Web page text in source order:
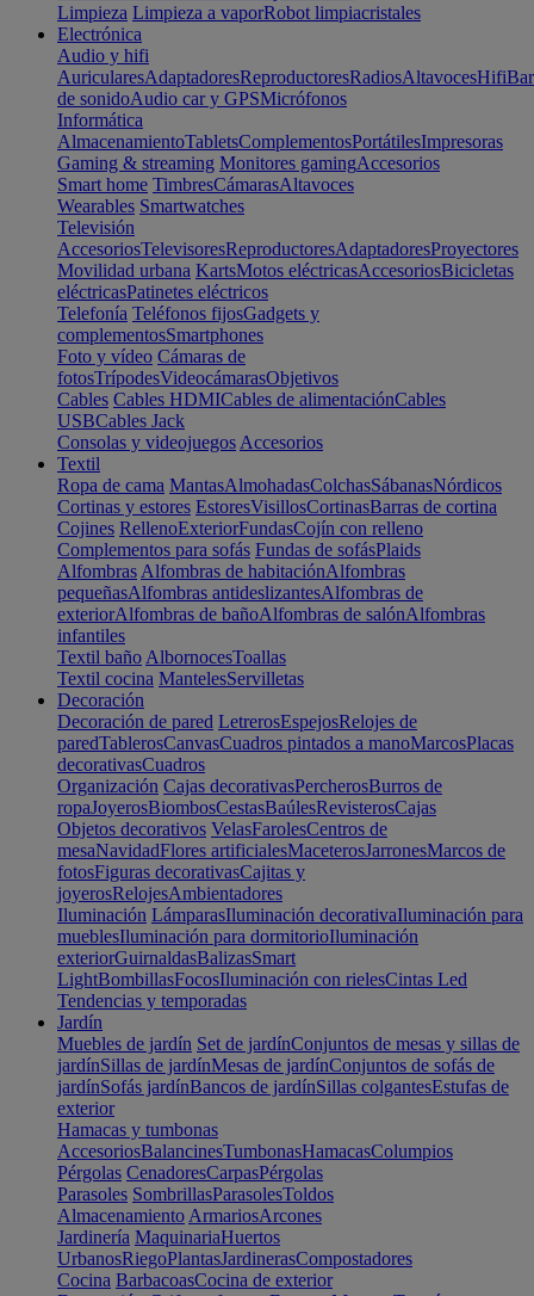
Limpieza Limpieza a vaporRobot limpiacristales
Electrónica
Audio y hifi
AuricularesAdaptadoresReproductoresRadiosAltavocesHifi
de sonidoAudio car y GPSMicrófonos
Informática
AlmacenamientoTabletsComplementosPortátilesImpresoras
Gaming & streaming Monitores gamingAccesorios
Smart home TimbresCámarasAltavoces
Wearables Smartwatches
Televisión
AccesoriosTelevisoresReproductoresAdaptadoresProyectores
Movilidad urbana KartsMotos eléctricasAccesoriosBicicletas
eléctricasPatinetes eléctricos
Telefonía Teléfonos fijosGadgets y
complementosSmartphones
Foto y vídeo Cámaras de
fotosTrípodesVideocámarasObjetivos
Cables Cables HDMICables de alimentaciónCables
USBCables Jack
Consolas y videojuegos Accesorios
Textil
Ropa de cama MantasAlmohadasColchasSábanasNórdicos
Cortinas y estores EstoresVisillosCortinasBarras de cortina
Cojines RellenoExteriorFundasCojín con relleno
Complementos para sofás Fundas de sofásPlaids
Alfombras Alfombras de habitaciónAlfombras
pequeñasAlfombras antideslizantesAlfombras de
exteriorAlfombras de bañoAlfombras de salónAlfombras
infantiles
Textil baño AlbornocesToallas
Textil cocina MantelesServilletas
Decoración
Decoración de pared LetrerosEspejosRelojes de
paredTablerosCanvasCuadros pintados a manoMarcosPlacas
decorativasCuadros
Organización Cajas decorativasPercherosBurros de
ropaJoyerosBiombosCestasBaúlesRevisterosCajas
Objetos decorativos VelasFarolesCentros de
mesaNavidadFlores artificialesMaceterosJarronesMarcos de
fotosFiguras decorativasCajitas y
joyerosRelojesAmbientadores
Iluminación LámparasIluminación decorativaIluminación para
mueblesIluminación para dormitorioIluminación
exteriorGuirnaldasBalizasSmart
LightBombillasFocosIluminación con rielesCintas Led
Tendencias y temporadas
Jardín
Muebles de jardín Set de jardínConjuntos de mesas y sillas de
jardínSillas de jardínMesas de jardínConjuntos de sofás de
jardínSofás jardínBancos de jardínSillas colgantesEstufas de
exterior
Hamacas y tumbonas
AccesoriosBalancinesTumbonasHamacasColumpios
Pérgolas CenadoresCarpasPérgolas
Parasoles SombrillasParasolesToldos
Almacenamiento ArmariosArcones
Jardinería MaquinariaHuertos
UrbanosRiegoPlantasJardinerasCompostadores
Cocina BarbacoasCocina de exterior